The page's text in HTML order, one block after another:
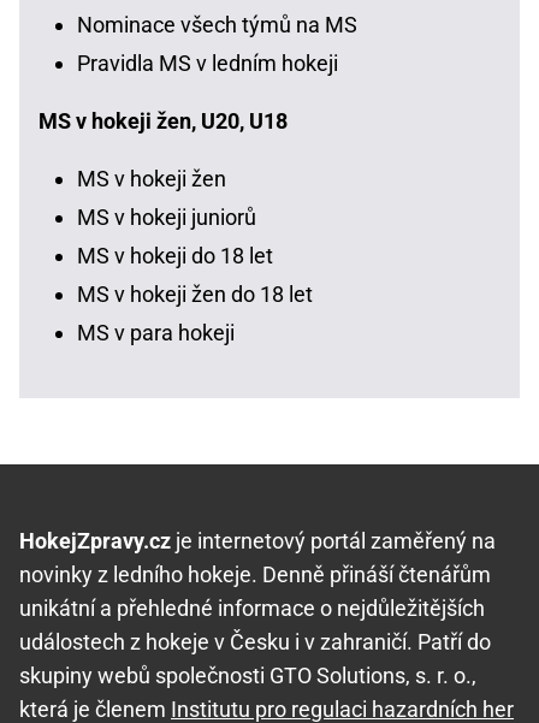
Nominace všech týmů na MS
Pravidla MS v ledním hokeji
MS v hokeji žen, U20, U18
MS v hokeji žen
MS v hokeji juniorů
MS v hokeji do 18 let
MS v hokeji žen do 18 let
MS v para hokeji
HokejZpravy.cz je internetový portál zaměřený na
novinky z ledního hokeje. Denně přináší čtenářům
unikátní a přehledné informace o nejdůležitějších
událostech z hokeje v Česku i v zahraničí. Patří do
skupiny webů společnosti GTO Solutions, s. r. o.,
která je členem Institutu pro regulaci hazardních her